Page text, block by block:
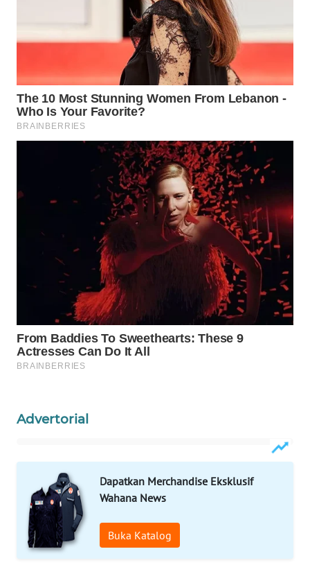
Advertorial
Dapatkan Merchandise Eksklusif
Wahana News
Buka Katalog
WN
SEMARANG
BOROBUDUR
WN
NATUNA
MANDALIKA
WN
LIKUPANG
WN
LABUANBAJO